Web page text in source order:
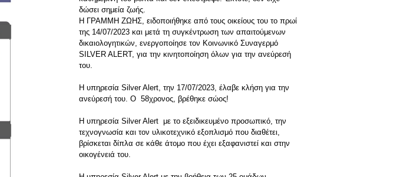
δώσει σημεία ζωής.
Η ΓΡΑΜΜΗ ΖΩΗΣ, ειδοποιήθηκε από τους οικείους του το πρωί
της 14/07/2023 και μετά τη συγκέντρωση των απαιτούμενων
δικαιολογητικών, ενεργοποίησε τον Κοινωνικό Συναγερμό
SILVER ALERT, για την κινητοποίηση όλων για την ανεύρεσή
του.
Η υπηρεσία Silver Alert, την 17/07/2023, έλαβε κλήση για την
ανεύρεσή του. Ο 58χρονος, βρέθηκε σώος!
Η υπηρεσία Silver Alert με το εξειδικευμένο προσωπικό, την
τεχνογνωσία και τον υλικοτεχνικό εξοπλισμό που διαθέτει,
βρίσκεται δίπλα σε κάθε άτομο που έχει εξαφανιστεί και στην
οικογένειά του.